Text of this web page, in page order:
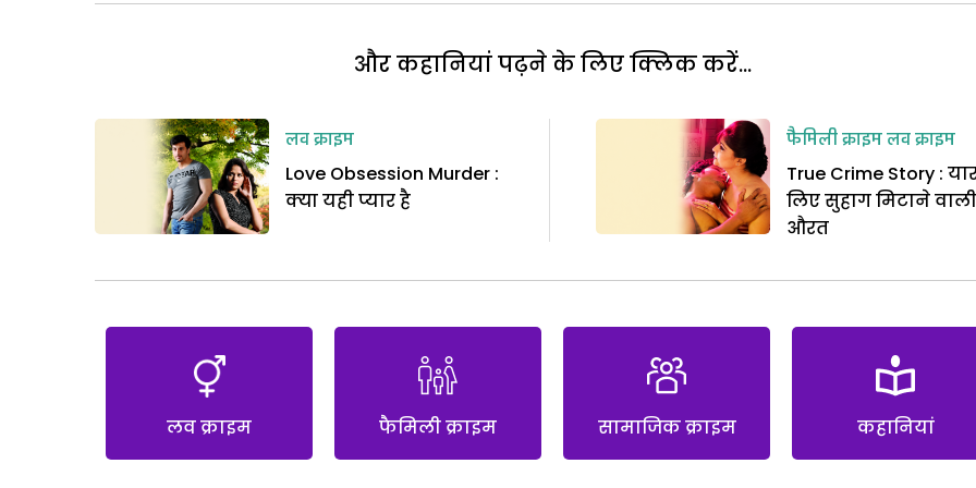
और कहानियां पढ़ने के लिए क्लिक करें...
लव क्राइम
Love Obsession Murder :
क्या यही प्यार है
फैमिली क्राइमलव क्राइम
True Crime Story :
लिए सुहाग मिटाने वाली
औरत
लव क्राइम फैमिली क्राइम सामाजिक क्राइम कहानियां